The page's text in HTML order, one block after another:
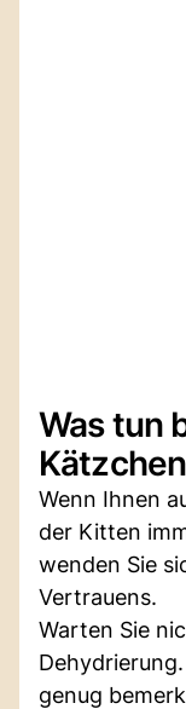
Was tun
Wenn Ihnen
der Kitten
wenden Sie
Vertrauens.
Warten Sie
genug